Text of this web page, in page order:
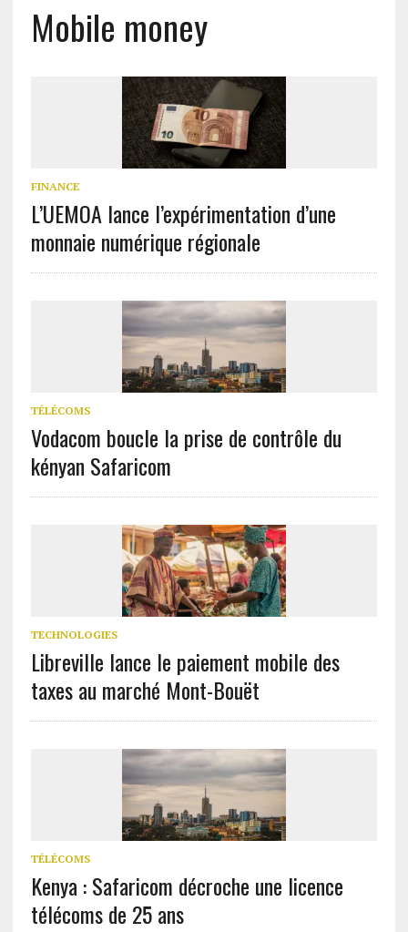
Mobile money
FINANCE
L’UEMOA lance l’expérimentation d’une
monnaie numérique régionale
TÉLÉCOMS
Vodacom boucle la prise de contrôle du
kényan Safaricom
TECHNOLOGIES
Libreville lance le paiement mobile des
taxes au marché Mont-Bouët
TÉLÉCOMS
Kenya : Safaricom décroche une licence
télécoms de 25 ans